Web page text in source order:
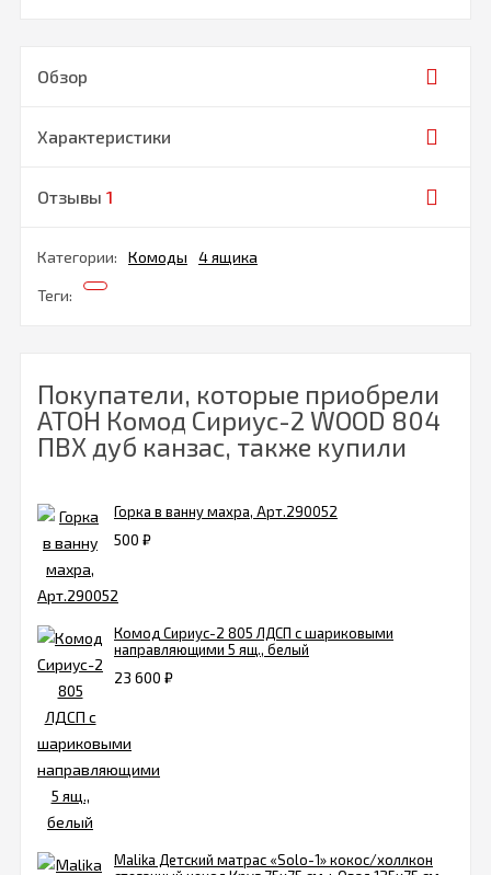
Обзор
Характеристики
Отзывы 1
Категории: Комоды 4 ящика
Теги:
Покупатели, которые приобрели
АТОН Комод Сириус-2 WOOD 804
ПВХ дуб канзас, также купили
Горка в ванну махра, Арт.290052
500 ₽
Комод Сириус-2 805 ЛДСП с шариковыми
направляющими 5 ящ., белый
23 600 ₽
Malika Детский матрас «Solo-1» кокос/холлкон